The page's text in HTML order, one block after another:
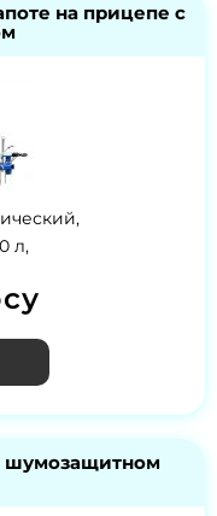
на прицепе с
л,
шумозащитном